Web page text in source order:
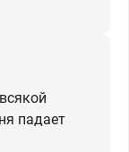
падает